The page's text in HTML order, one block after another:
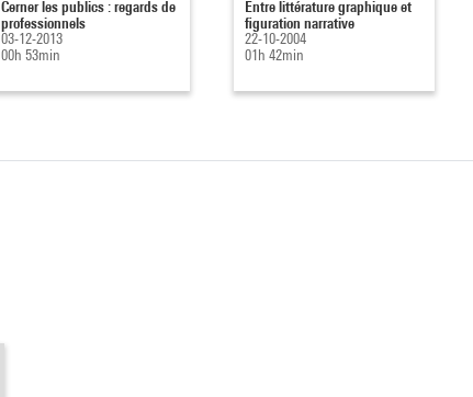
Cerner les publics : regards de
professionnels
03-12-2013
00h 53min
Entre littérature graphique et
figuration narrative
22-10-2004
01h 42min